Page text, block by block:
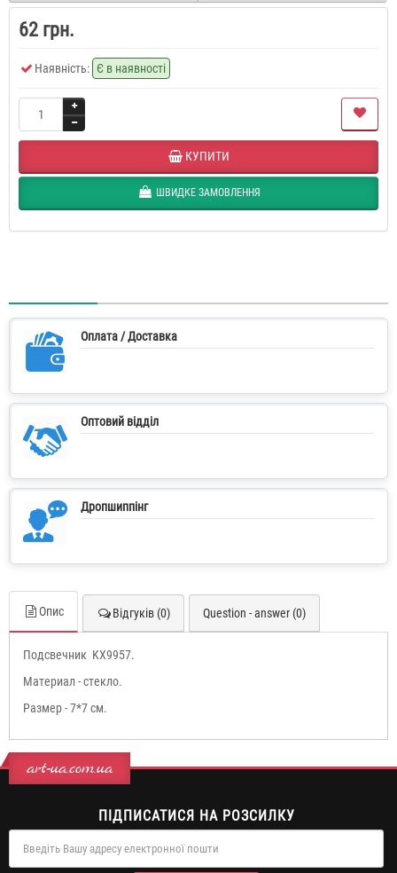
62 грн.
Наявність: Є в наявності
КУПИТИ
ШВИДКЕ ЗАМОВЛЕННЯ
Оплата / Доставка
Оптовий відділ
Дропшиппінг
Опис Відгуків (0) Question - answer (0)
Подсвечник KX9957.
Материал - стекло.
Размер - 7*7 см.
art-ua.com.ua
ПІДПИСАТИСЯ НА РОЗСИЛКУ